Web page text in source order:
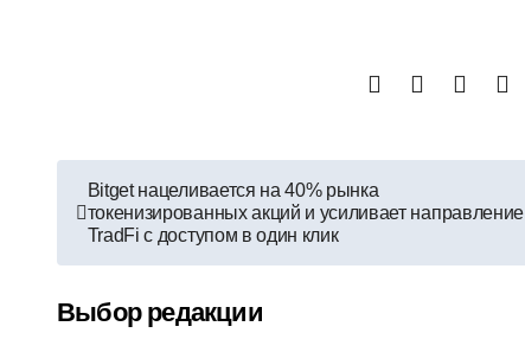
Навигация
по
Bitget нацеливается на 40% рынка
токенизированных акций и усиливает направление
TradFi с доступом в один клик
Выбор редакции